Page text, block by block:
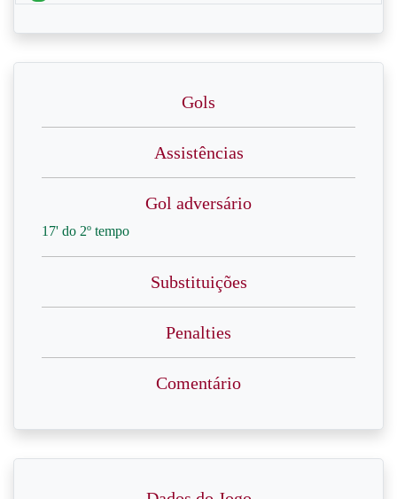
Gols
Assistências
Gol adversário
17' do 2º tempo
Substituições
Penalties
Comentário